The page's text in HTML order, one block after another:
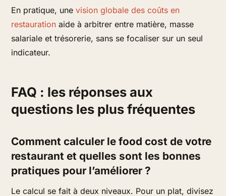
En pratique, unevision globale des coûts en
restauration aide à arbitrer entre matière, masse
salariale et trésorerie, sans se focaliser sur un seul
indicateur.
FAQ : les réponses aux
questions les plus fréquentes
Comment calculer le food cost de votre
restaurant et quelles sont les bonnes
pratiques pour l’améliorer ?
Le calcul se fait à deux niveaux. Pour un plat, divisez